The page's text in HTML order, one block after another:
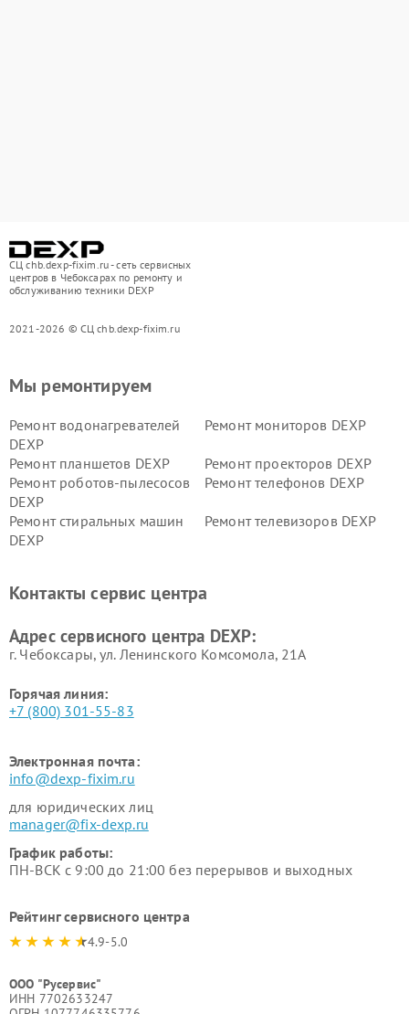
СЦ chb.dexp-fixim.ru - сеть сервисных
центров в Чебоксарах по ремонту и
обслуживанию техники DEXP
2021-2026 © СЦ chb.dexp-fixim.ru
Мы ремонтируем
Ремонт водонагревателей
DEXP
Ремонт мониторов DEXP
Ремонт планшетов DEXP
Ремонт проекторов DEXP
Ремонт роботов-пылесосов
DEXP
Ремонт телефонов DEXP
Ремонт стиральных машин
DEXP
Ремонт телевизоров DEXP
Ремонт серверов DEXP
Ремонт мини пк DEXP
Контакты сервис центра
Адрес сервисного центра DEXP:
г. Чебоксары, ул. Ленинского Комсомола, 21А
Горячая линия:
+7 (800) 301-55-83
Электронная почта:
info@dexp-fixim.ru
для юридических лиц
manager@fix-dexp.ru
График работы:
ПН-ВСК с 9:00 до 21:00 без перерывов и выходных
Рейтинг сервисного центра
4.9-5.0
ООО "Русервис"
ИНН 7702633247